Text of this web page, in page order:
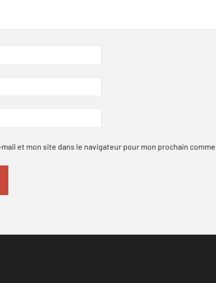
et mon site dans le navigateur pour mon prochain